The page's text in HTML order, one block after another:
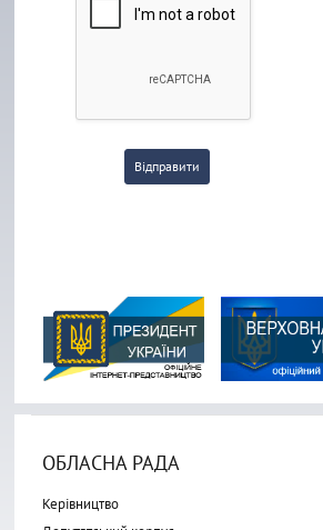
Відправити
ОБЛАСНА РАДА
Керівництво